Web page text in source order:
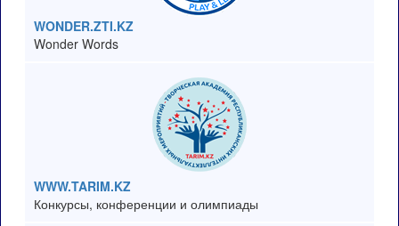
WONDER.ZTI.KZ
Wonder Words
WWW.TARIM.KZ
Конкурсы, конференции и олимпиады